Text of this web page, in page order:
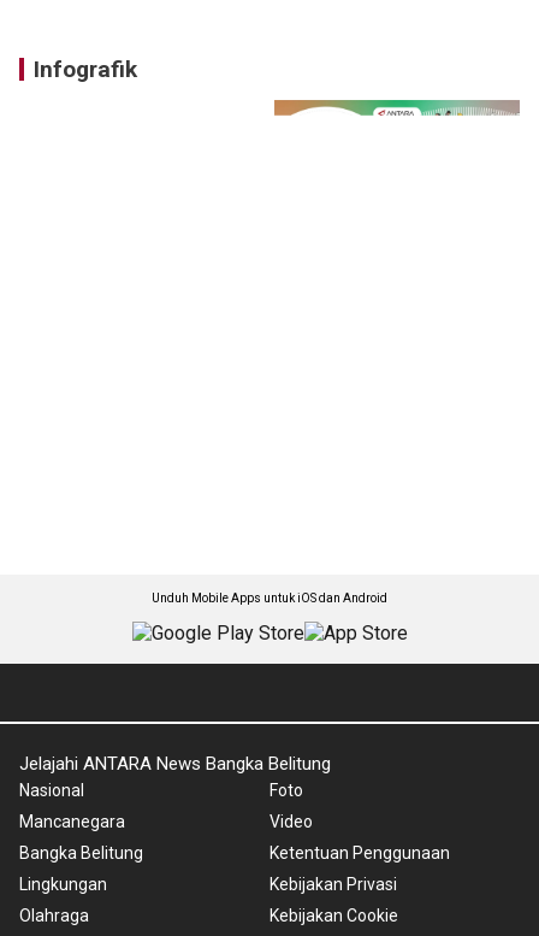
Infografik
Unduh Mobile Apps untuk iOS dan Android
Jelajahi ANTARA News Bangka Belitung
Nasional
Mancanegara
Bangka Belitung
Lingkungan
Olahraga
Foto
Video
Ketentuan Penggunaan
Kebijakan Privasi
Kebijakan Cookie